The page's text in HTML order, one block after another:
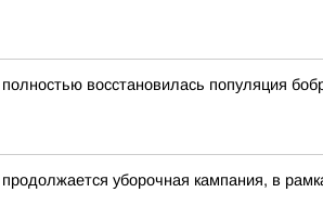
восстановилась популяция
уборочная кампания, в